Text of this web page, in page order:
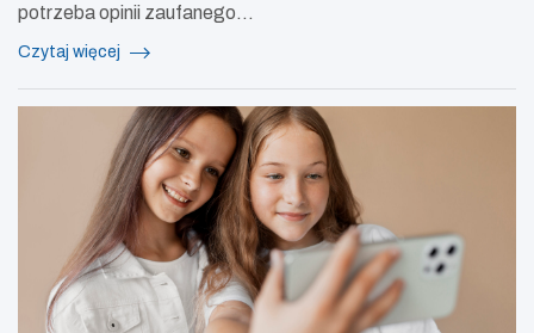
potrzeba opinii zaufanego…
Czytaj więcej